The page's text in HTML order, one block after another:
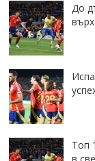
До
Топ